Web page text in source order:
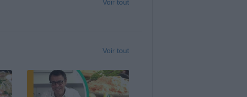
Voir tout
Voir tout